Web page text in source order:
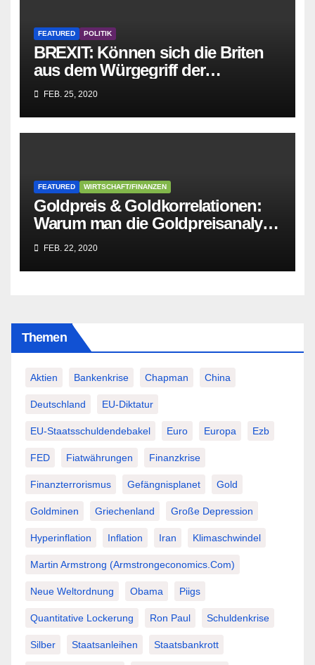
FEATURED POLITIK
BREXIT: Können sich die Briten
aus dem Würgegriff der
parasitären EU-Mafia befreien?
FEB. 25, 2020
FEATURED WIRTSCHAFT/FINANZEN
Goldpreis & Goldkorrelationen:
Warum man die Goldpreisanalyse
besser Profis überlässt!
FEB. 22, 2020
Themen
Aktien Bankenkrise Chapman China
Deutschland EU-Diktatur
EU-Staatsschuldendebakel Euro Europa Ezb
FED Fiatwährungen Finanzkrise
Finanzterrorismus Gefängnisplanet Gold
Goldminen Griechenland Große Depression
Hyperinflation Inflation Iran Klimaschwindel
Martin Armstrong (Armstrongeconomics.com)
Neue Weltordnung Obama Piigs
Quantitative Lockerung Ron Paul Schuldenkrise
Silber Staatsanleihen Staatsbankrott